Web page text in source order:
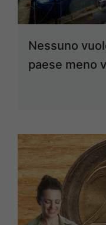
Nessuno
paese meno